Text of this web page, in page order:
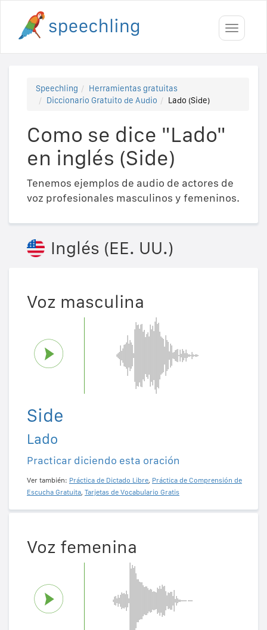
Toggle
Speechling
Herramientas gratuitas
Diccionario Gratuito de Audio
Lado (Side)
Como se dice "Lado"
en inglés (Side)
Tenemos ejemplos de audio de actores de
voz profesionales masculinos y femeninos.
Inglés (EE. UU.)
Voz masculina
Side
Lado
Practicar diciendo esta oración
Ver también: Práctica de Dictado Libre, Práctica de Comprensión de
Escucha Gratuita, Tarjetas de Vocabulario Gratis
Voz femenina